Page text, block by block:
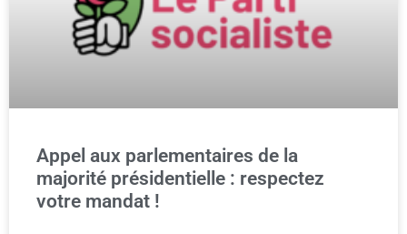
Appel aux parlementaires de la
majorité présidentielle : respectez
votre mandat !